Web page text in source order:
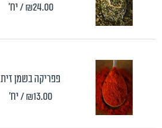
₪24.00 / יח'
פפריקה בשמן זית
₪13.00/ יח'